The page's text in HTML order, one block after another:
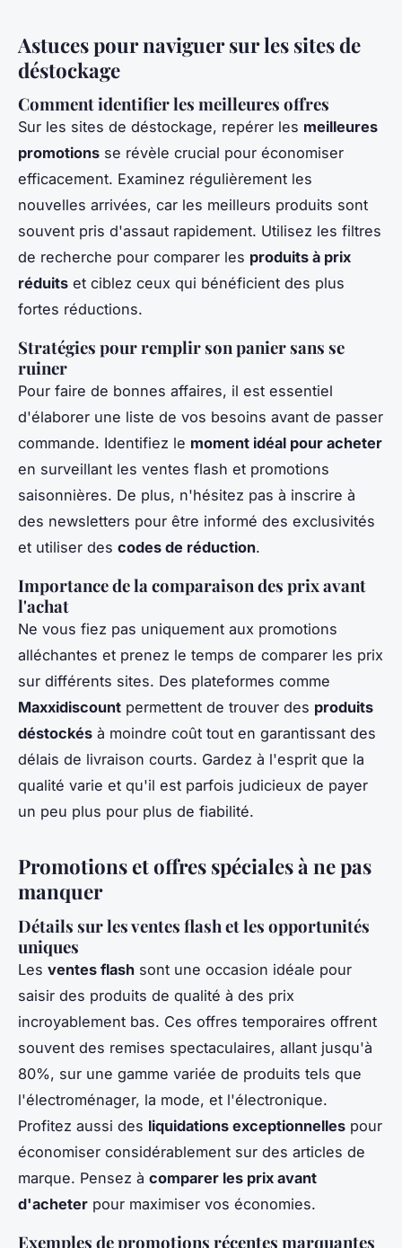
Astuces pour naviguer sur les sites de
déstockage
Comment identifier les meilleures offres
Sur les sites de déstockage, repérer les meilleures
promotions se révèle crucial pour économiser
efficacement. Examinez régulièrement les
nouvelles arrivées, car les meilleurs produits sont
souvent pris d'assaut rapidement. Utilisez les filtres
de recherche pour comparer les produits à prix
réduits et ciblez ceux qui bénéficient des plus
fortes réductions.
Stratégies pour remplir son panier sans se
ruiner
Pour faire de bonnes affaires, il est essentiel
d'élaborer une liste de vos besoins avant de passer
commande. Identifiez le moment idéal pour acheter
en surveillant les ventes flash et promotions
saisonnières. De plus, n'hésitez pas à inscrire à
des newsletters pour être informé des exclusivités
et utiliser des codes de réduction.
Importance de la comparaison des prix avant
l'achat
Ne vous fiez pas uniquement aux promotions
alléchantes et prenez le temps de comparer les prix
sur différents sites. Des plateformes comme
Maxxidiscount permettent de trouver des produits
déstockés à moindre coût tout en garantissant des
délais de livraison courts. Gardez à l'esprit que la
qualité varie et qu'il est parfois judicieux de payer
un peu plus pour plus de fiabilité.
Promotions et offres spéciales à ne pas
manquer
Détails sur les ventes flash et les opportunités
uniques
Les ventes flash sont une occasion idéale pour
saisir des produits de qualité à des prix
incroyablement bas. Ces offres temporaires offrent
souvent des remises spectaculaires, allant jusqu'à
80%, sur une gamme variée de produits tels que
l'électroménager, la mode, et l'électronique.
Profitez aussi des liquidations exceptionnelles pour
économiser considérablement sur des articles de
marque. Pensez à comparer les prix avant
d'acheter pour maximiser vos économies.
Exemples de promotions récentes marquantes